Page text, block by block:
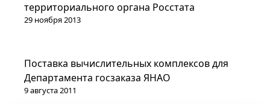
29 ноября 2013
территориального органа Росстата
Проекты
9 августа 2011
Поставка вычислительных комплексов для
Департамента госзаказа ЯНАО